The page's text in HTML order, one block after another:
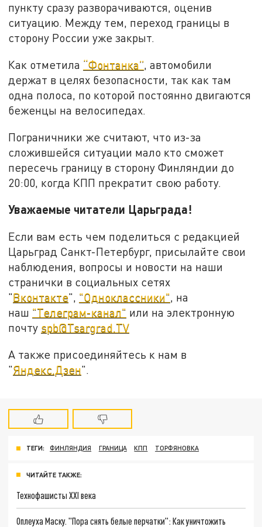
пункту сразу разворачиваются, оценив
ситуацию. Между тем, переход границы в
сторону России уже закрыт.
Как отметила “Фонтанка”, автомобили
держат в целях безопасности, так как там
одна полоса, по которой постоянно двигаются
беженцы на велосипедах.
Пограничники же считают, что из-за
сложившейся ситуации мало кто сможет
пересечь границу в сторону Финляндии до
20:00, когда КПП прекратит свою работу.
Уважаемые читатели Царьграда!
Если вам есть чем поделиться с редакцией
Царьград Санкт-Петербург, присылайте свои
наблюдения, вопросы и новости на наши
странички в социальных сетях
"Вконтакте", "Одноклассники", на
наш "Телеграм-канал" или на электронную
почту spb@Tsargrad.TV
А также присоединяйтесь к нам в
"Яндекс.Дзен".
ТЕГИ: ФИНЛЯНДИЯ ГРАНИЦА КПП ТОРФЯНОВКА
ЧИТАЙТЕ ТАКЖЕ:
Технофашисты XXI века
Оплеуха Маску. "Пора снять белые перчатки": Как уничтожить